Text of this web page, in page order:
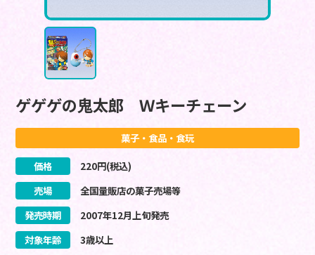
ゲゲゲの鬼太郎 Ｗキーチェーン
菓子・食品・食玩
価格 220円(税込)
売場
全国量販店の菓子売場等
発売時期
2007年12月上旬発売
対象年齢
3歳以上